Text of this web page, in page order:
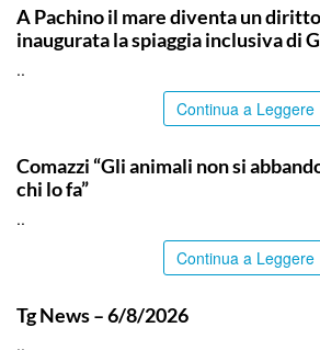
A Pachino il mare diventa un
inaugurata la spiaggia inclusiva di
..
Continua a Leggere
Comazzi “Gli animali non si
chi lo fa”
..
Continua a Leggere
Tg News – 6/8/2026
..